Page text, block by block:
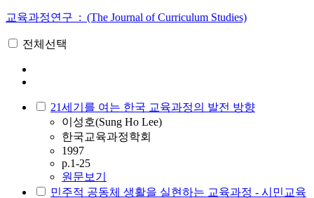
교육과정연구 : (The Journal of Curriculum Studies)
전체선택
21세기를 여는 한국 교육과정의 발전 방향
이성호(Sung Ho Lee)
한국교육과정학회
1997
p.1-25
원문보기
민주적 공동체 생활을 실현하는 교육과정 - 시민교육